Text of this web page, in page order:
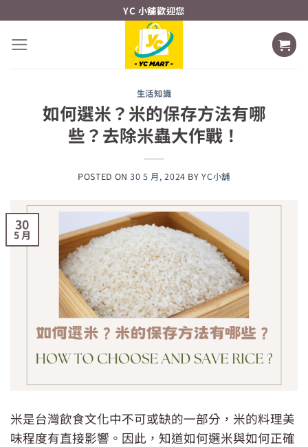
content
YC 小舖歡迎您
生活知識
如何選米？米的保存方法有哪
些？去除米蟲大作戰！
POSTED ON30 5 月, 2024 BYYC小舖
30
5 月
米是台灣飲食文化中不可或缺的一部分，米的料理美
味程度有直接影響。因此，知道如何選米與如何正確